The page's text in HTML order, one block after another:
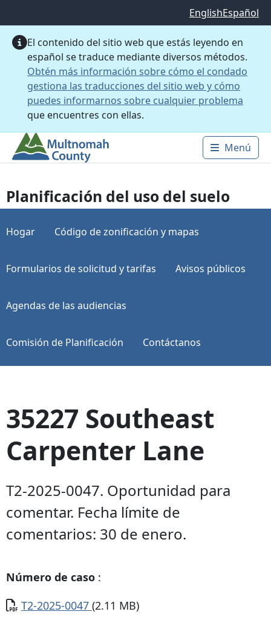
EnglishEspañol
El contenido del sitio web que estás leyendo en
español se traduce mediante diversos métodos.
Obtén más información sobre cómo el condado
gestiona las traducciones del sitio web y cómo
puedes informarnos sobre cualquier problema
que encuentres con ellas.
Main
Menú
Planificación del uso del suelo
Hogar Código de zonificación y mapas
Formularios de solicitud y tarifas Avisos públicos
Agendas de las audiencias
Comisión de Planificación Contáctanos
35227 Southeast
Carpenter Lane
T2-2025-0047. Oportunidad para
comentar. Fecha límite de
comentarios: 30 de enero.
Número de caso :
Documento
T2-2025-0047 (2.11 MB)